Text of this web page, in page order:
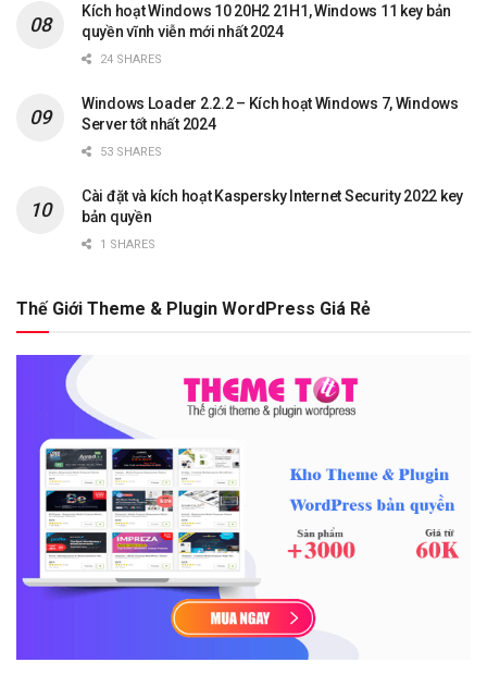
Kích hoạt Windows 10 20H2 21H1, Windows 11 key bản
quyền vĩnh viễn mới nhất 2024
24 SHARES
Windows Loader 2.2.2 – Kích hoạt Windows 7, Windows
Server tốt nhất 2024
53 SHARES
Cài đặt và kích hoạt Kaspersky Internet Security 2022 key
bản quyền
1 SHARES
Thế Giới Theme & Plugin WordPress Giá Rẻ